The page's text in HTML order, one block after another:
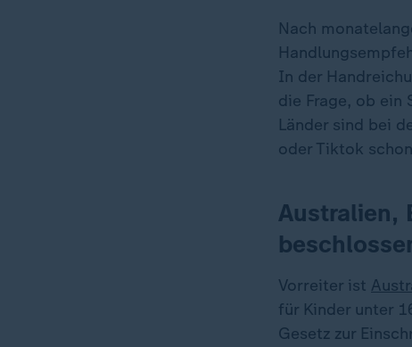
Nach
In der
die Frage, ob ein
Länder sind bei
oder Tiktok
Australien,
Vorreiter ist
für Kinder unter
Gesetz zur